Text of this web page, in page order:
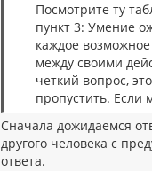
Посмотрите ту
пункт 3: Умение
каждое
между своими
четкий вопрос,
пропустить.
Сначала дожидаемся
другого человека с
ответа.